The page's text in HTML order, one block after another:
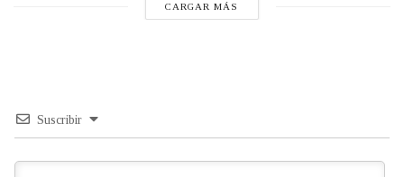
CARGAR MÁS
Suscribir